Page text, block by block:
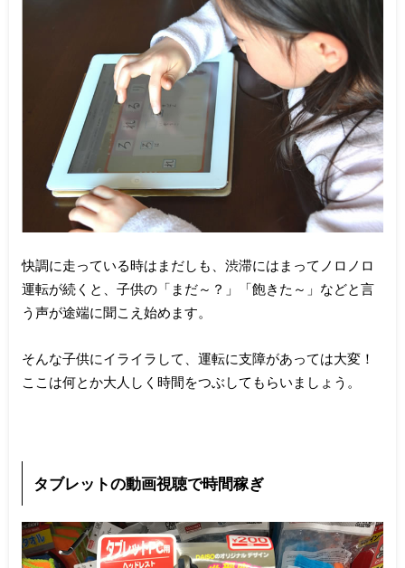
快調に走っている時はまだしも、渋滞にはまってノロノロ
運転が続くと、子供の「まだ～？」「飽きた～」などと言
う声が途端に聞こえ始めます。
そんな子供にイライラして、運転に支障があっては大変！
ここは何とか大人しく時間をつぶしてもらいましょう。
タブレットの動画視聴で時間稼ぎ